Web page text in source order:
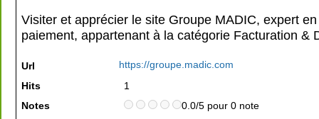
Visiter et apprécier le site Groupe MADIC, expert
paiement, appartenant à la catégorie Facturation &
Url
https://groupe.madic.com
Hits
1
Notes
0.0/5 pour 0 note